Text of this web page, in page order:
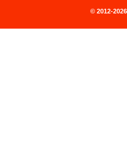
© 2012-